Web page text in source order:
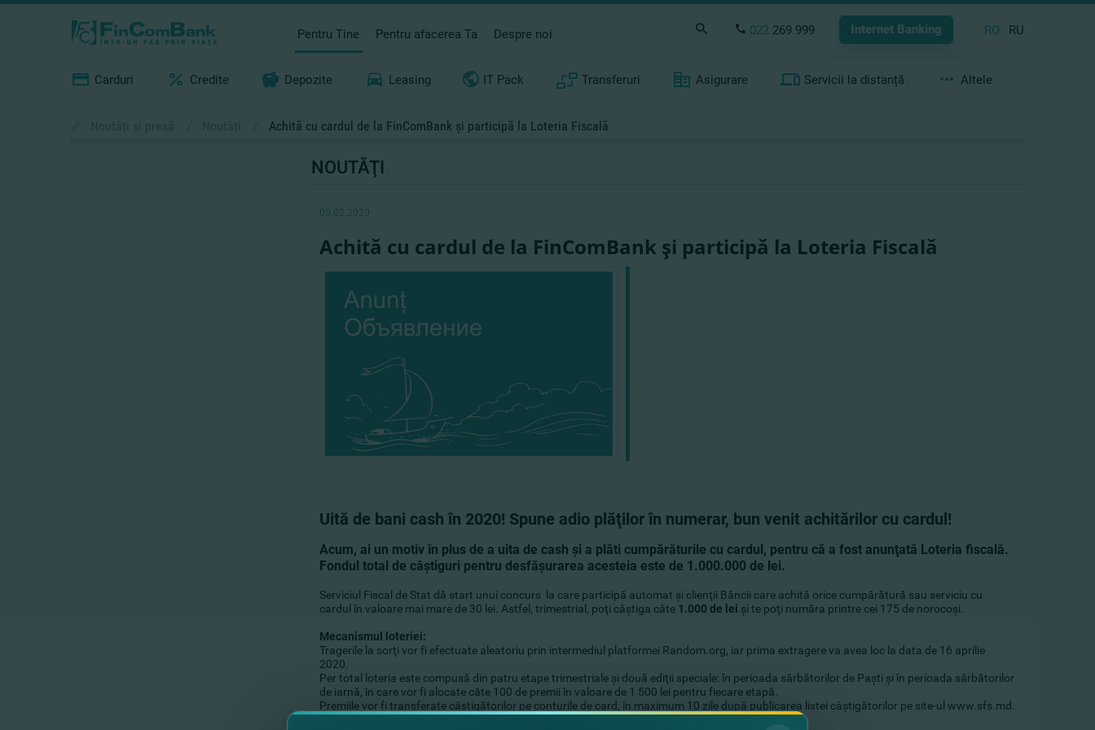
Pentru Tine Pentru afacerea Ta Despre noi 022 269 999 Internet Banking RO RU
Carduri Credite Depozite Leasing IT Pack Transferuri Asigurare Servicii la distanță Altele
Achită cu cardul de la FinComBank şi participă la Loteria Fiscală
NOUTĂŢI
05.02.2020
Achită cu cardul de la FinComBank şi participă la Loteria Fiscală
Uită de bani cash în 2020! Spune adio plăţilor în numerar, bun venit achitărilor cu cardul!
Acum, ai un motiv în plus de a uita de cash şi a plăti cumpărăturile cu cardul, pentru că a fost anunţată Loteria fiscală.
Fondul total de câştiguri pentru desfăşurarea acesteia este de 1.000.000 de lei.
Serviciul Fiscal de Stat dă start unui concurs la care participă automat şi clienţii Băncii care achită orice cumpărătură sau serviciu cu
cardul în valoare mai mare de 30 lei. Astfel, trimestrial, poţi câştiga câte 1.000 de lei şi te poţi număra printre cei 175 de norocoşi.
Mecanismul loteriei:
Tragerile la sorţi vor fi efectuate aleatoriu prin intermediul platformei Random.org, iar prima extragere va avea loc la data de 16 aprilie
2020.
Per total loteria este compusă din patru etape trimestriale şi două ediţii speciale: în perioada sărbătorilor de Paşti şi în perioada sărbătorilor
de iarnă, în care vor fi alocate câte 100 de premii în valoare de 1 500 lei pentru fiecare etapă.
Premiile vor fi transferate câştigătorilor pe conturile de card, în maximum 10 zile după publicarea listei câştigătorilor pe site-ul www.sfs.md